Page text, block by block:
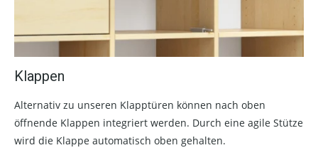
Klappen
Alternativ zu unseren Klapptüren können nach oben
öffnende Klappen integriert werden. Durch eine agile Stütze
wird die Klappe automatisch oben gehalten.